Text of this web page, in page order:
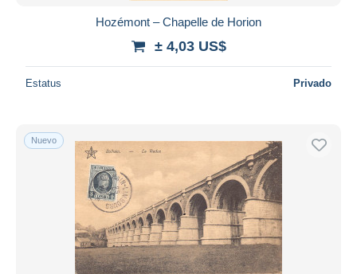
Hozémont – Chapelle de Horion
± 4,03 US$
Estatus Privado
Nuevo